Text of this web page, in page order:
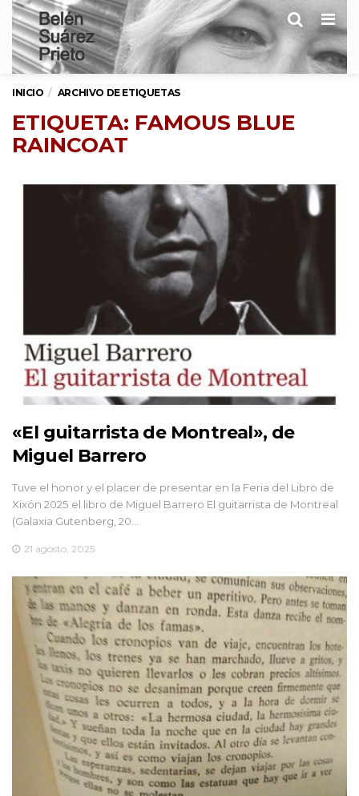
INICIO ARCHIVO DE ETIQUETAS
ETIQUETA: FAMOUS BLUE
RAINCOAT
«El guitarrista de Montreal», de
Miguel Barrero
Tuve el honor y el placer de presentar en la Feria del Libro de
Xixón 2025 el libro de Miguel Barrero El guitarrista de Montreal
(Galaxia Gutenberg, 20…
21 agosto, 2025